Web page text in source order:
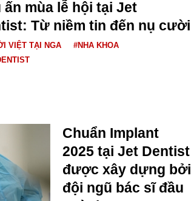
ấn mùa lễ hội tại Jet
Từ niềm tin đến nụ cười
VIỆT TẠI NGA
#NHA KHOA
Chuẩn Implant
2025 tại Jet Dentist
được xây dựng bởi
đội ngũ bác sĩ đầu